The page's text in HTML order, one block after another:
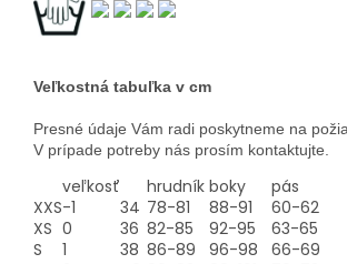
Veľkostná tabuľka v cm
Presné údaje Vám radi poskytneme na
V prípade potreby nás prosím kontaktujte.
veľkosť hrudník boky
pás
XXS-1 34 78-81 88-91
60-62
XS 0 36 82-85 92-95
63-65
S
1 38 86-89 96-98
66-69